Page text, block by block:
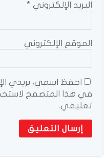
البريد الإلكتروني *
الموقع الإلكتروني
احفظ اسمي، بريدي
في هذا المتصفح
تعليقي.